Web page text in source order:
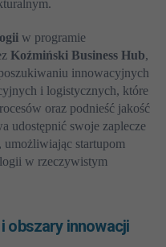
w programie
Koźmiński Business Hub,
innowacyjnych
i logistycznych, które
oraz podnieść jakość
udostępnić swoje zaplecze
umożliwiając startupom
w rzeczywistym
obszary innowacji